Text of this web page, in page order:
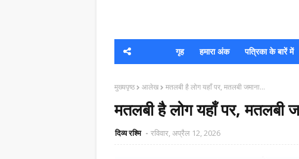
गृह हमारा अंक पत्रिका के बारें में
मुख्यपृष्ठ आलेख मतलबी है लोग यहाँ पर, मतलबी जमाना…
मतलबी है लोग यहाँ पर, मतलबी
दिव्य रश्मि रविवार, अप्रैल 12, 2026